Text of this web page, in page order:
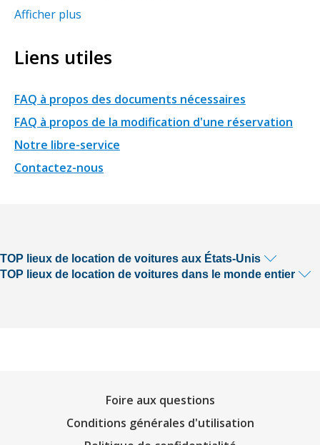
Afficher plus
Liens utiles
FAQ à propos des documents nécessaires
FAQ à propos de la modification d'une réservation
Notre libre-service
Contactez-nous
TOP lieux de location de voitures aux États-Unis
TOP lieux de location de voitures dans le monde entier
Foire aux questions
Conditions générales d'utilisation